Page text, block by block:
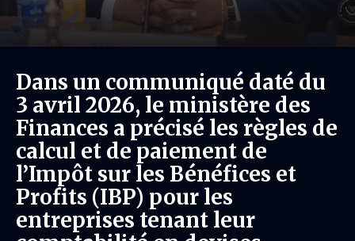
Dans un communiqué daté du
3 avril 2026, le ministère des
Finances a précisé les règles de
calcul et de paiement de
l’Impôt sur les Bénéfices et
Profits (IBP) pour les
entreprises tenant leur